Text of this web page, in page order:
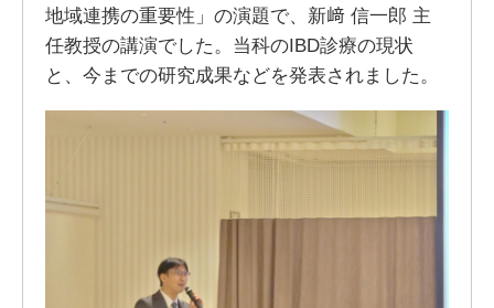
地域連携の重要性」の演題で、新﨑 信一郎 主
任教授の講演でした。当科のIBD診療の現状
と、今までの研究成果などを発表されました。